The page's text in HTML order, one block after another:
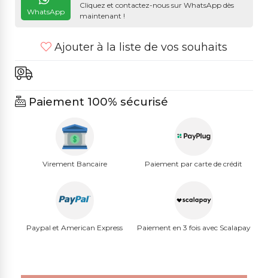
WhatsApp
Cliquez et contactez-nous sur WhatsApp dès
maintenant !
Ajouter à la liste de vos souhaits
Paiement 100% sécurisé
Virement Bancaire Paiement par carte de crédit
Paypal et American Express Paiement en 3 fois avec Scalapay